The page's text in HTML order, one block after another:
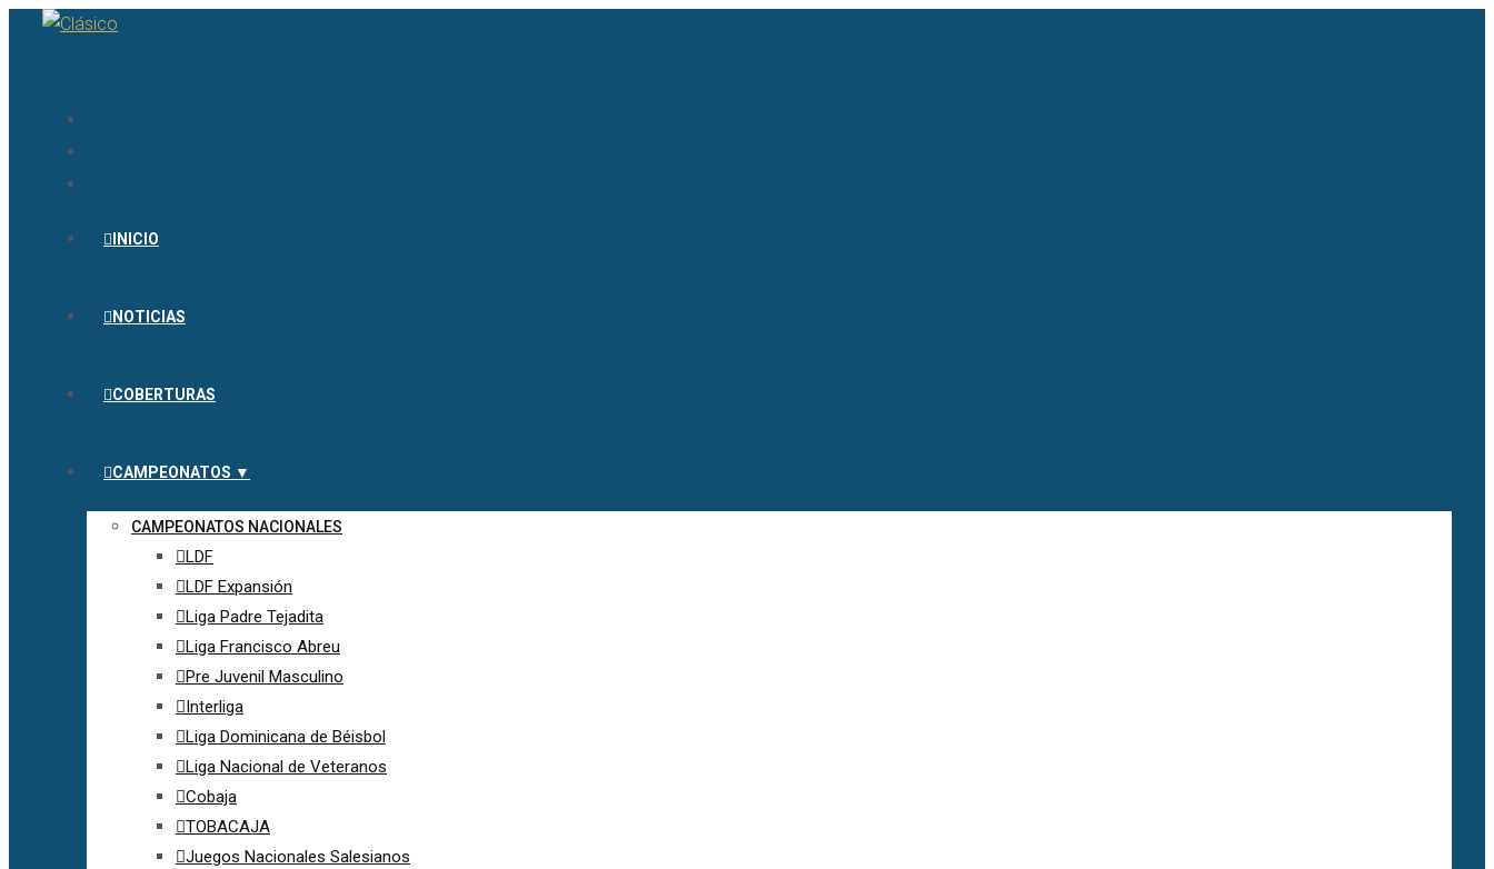
INICIO
NOTICIAS
COBERTURAS
CAMPEONATOS ▼
CAMPEONATOS NACIONALES
LDF
LDF Expansión
Liga Padre Tejadita
Liga Francisco Abreu
Pre Juvenil Masculino
Interliga
Liga Dominicana de Béisbol
Liga Nacional de Veteranos
Cobaja
TOBACAJA
Juegos Nacionales Salesianos